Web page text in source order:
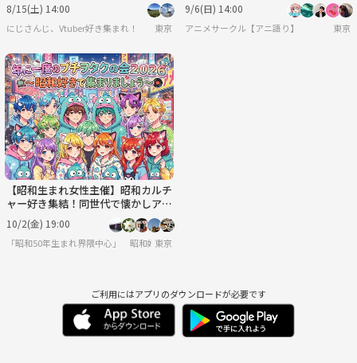
8/15(土) 14:00
にじさんじ、Vtuber好き集まれ！ 東京
9/6(日) 14:00
アニメサークル【アニ語り】 東京
【昭和生まれ女性主催】昭和カルチ
ャー好き集結！同世代で懐かしアイ
ドル＆レトロなお話などして過ごす
会☆
10/2(金) 19:00
「昭和50年生まれ界隈中心」 昭和好きヲタクさんもしくはセンサイさん向け♪世代ギ
東京
ご利用にはアプリのダウンロードが必要です